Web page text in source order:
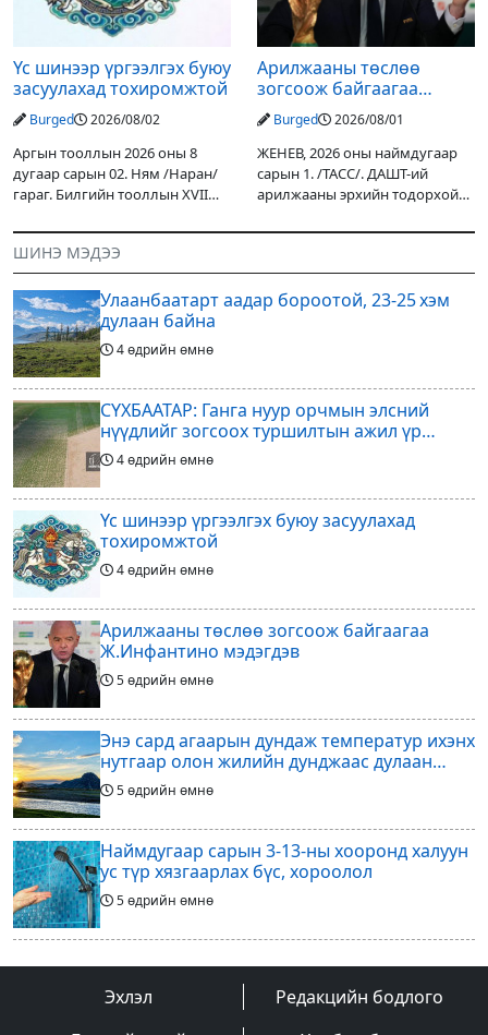
Үс шинээр үргээлгэх буюу
засуулахад тохиромжтой
Burged 2026/08/02
Аргын тооллын 2026 оны 8
дугаар сарын 02. Ням /Наран/
гараг. Билгийн тооллын XVII
гал Морин жилийн Зуны адаг
хөхөгчин хонь сарын шинийн
19, Адъяа /Асралт/
Арилжааны төслөө
зогсоож байгаагаа
Ж.Инфантино мэдэгдэв
Burged 2026/08/01
ЖЕНЕВ, 2026 оны наймдугаар
сарын 1. /ТАСС/. ДАШТ-ий
арилжааны эрхийн тодорхой
оруулагчдад худалдах
шийдвэрлэснээ ФИФА-гийн
ерөнхийлөгч Жанни
ШИНЭ МЭДЭЭ
Улаанбаатарт аадар бороотой, 23-25 хэм
дулаан байна
4 өдрийн өмнө
СҮХБААТАР: Ганга нуур орчмын элсний
нүүдлийг зогсоох туршилтын ажил үр
дүнгээ өгч эхэлжээ
4 өдрийн өмнө
Үс шинээр үргээлгэх буюу засуулахад
тохиромжтой
4 өдрийн өмнө
Арилжааны төслөө зогсоож байгаагаа
Ж.Инфантино мэдэгдэв
5 өдрийн өмнө
Энэ сард агаарын дундаж температур ихэнх
нутгаар олон жилийн дунджаас дулаан
байна
5 өдрийн өмнө
Наймдугаар сарын 3-13-ны хооронд халуун
ус түр хязгаарлах бүс, хороолол
5 өдрийн өмнө
Үс шинээр үргээлгэх буюу засуулахад
Эхлэл
Редакцийн бодлого